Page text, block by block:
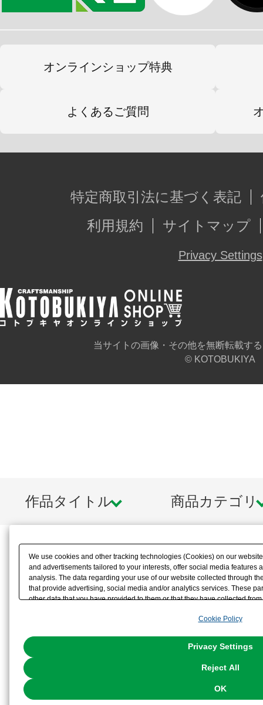
オンラインショップ特典
よくあるご質問
特定商取引法に基づく表記
利用規約
サイトマップ
Privacy Settings
当サイトの画像・その他を無断転載す
© KOTOBUKIYA
作品タイトル 商品カテゴリ
We use cookies and other tracking technologies (Cookies) on our
and advertisements tailored to your interests, offer social media features
analysis. The data regarding your use of our website collected through
that provide advertising, social media and/or analytics services. These
other data that you have provided to them or that they have collected
the use of all Cookies except for Strictly Necessary Cookies, please
You can change your consent or rejection settings at any time via
Cookie Policy
Privacy Settings
Reject All
OK